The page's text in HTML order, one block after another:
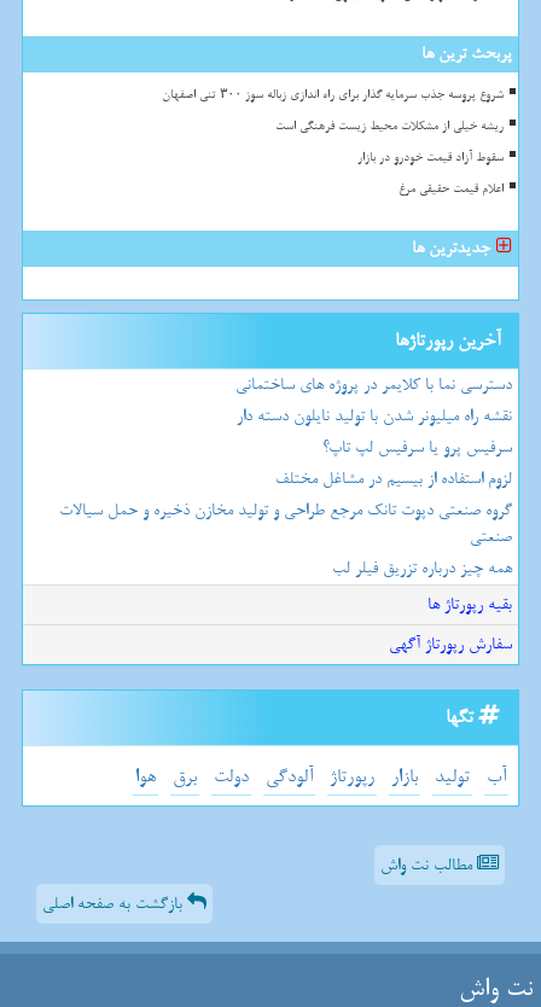
پربحث ترین ها
شروع پروسه جذب سرمایه گذار برای راه اندازی زباله سوز ۳۰۰ تنی اصفهان
ریشه خیلی از مشکلات محیط زیست فرهنگی است
سقوط آزاد قیمت خودرو در بازار
اعلام قیمت حقیقی مرغ
جدیدترین ها
آخرین رپورتاژها
دسترسی نما با کلایمر در پروژه های ساختمانی
نقشه راه میلیونر شدن با تولید نایلون دسته دار
سرفیس پرو یا سرفیس لپ تاپ؟
لزوم استفاده از بیسیم در مشاغل مختلف
گروه صنعتی دپوت تانک مرجع طراحی و تولید مخازن ذخیره و حمل سیالات
صنعتی
همه چیز درباره تزریق فیلر لب
بقیه رپورتاژ ها
سفارش رپورتاژ آگهی
تگها
آب تولید بازار رپورتاژ آلودگی دولت برق هوا
مطالب نت واش
بازگشت به صفحه اصلی
نت واش